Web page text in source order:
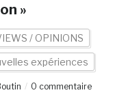
»
/ OPINIONS
expériences
0 commentaire